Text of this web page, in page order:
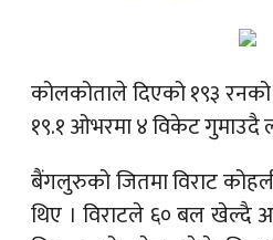
कोलकोताले दिएको १९३
१९.१ ओभरमा ४ विकेट गुमाउदै
बैंगलुरुको जितमा विराट
थिए । विराटले ६० बल खेल्दै